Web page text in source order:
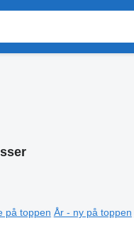
på toppen År - ny på toppen